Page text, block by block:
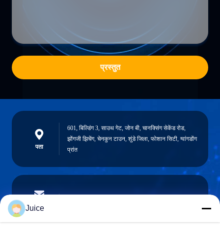
प्रस्तुत
पता
601, बिल्डिंग 3, साउथ गेट, जोन बी, चानक्सिंग सेकेंड रोड,
झोंगजी झिचेंग, चेनकुन टाउन, शुंडे जिला, फोशान सिटी, ग्वांगडोंग
प्रांत
ईमेल
Juice